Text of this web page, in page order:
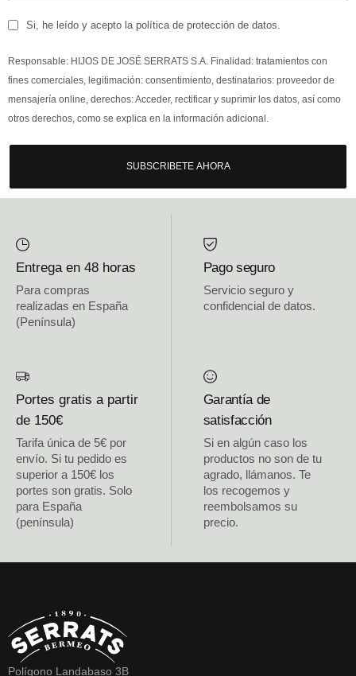
Si, he leído y acepto la política de protección de datos.
Responsable: HIJOS DE JOSÉ SERRATS S.A. Finalidad: tratamientos con
fines comerciales, legitimación: consentimiento, destinatarios: proveedor de
mensajería online, derechos: Acceder, rectificar y suprimir los datos, así como
otros derechos, como se explica en la información adicional.
SUBSCRIBETE AHORA
Entrega en 48 horas
Para compras
realizadas en España
(Península)
Pago seguro
Servicio seguro y
confidencial de datos.
Portes gratis a partir
de 150€
Tarifa única de 5€ por
envío. Si tu pedido es
superior a 150€ los
portes son gratis. Solo
para España
(península)
Garantía de
satisfacción
Si en algún caso los
productos no son de tu
agrado, llámanos. Te
los recogemos y
reembolsamos su
precio.
Polígono Landabaso 3B